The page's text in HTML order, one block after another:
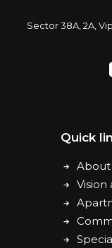
Sector 38A, 2A,
Quick
About
Vision